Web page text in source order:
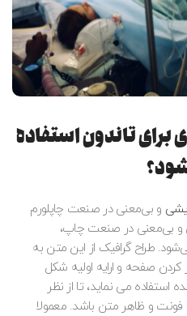
برای تاندون استفاده
و بی‌معنی در صنعت چاپلورم
و بی‌معنی در صنعت چاپ،
طراح گرافیک از این متن به
صفحه و ارایه اولیه شکل
می نماید، تا از نظر
فونت و ظاهر متن باشد. معمولا